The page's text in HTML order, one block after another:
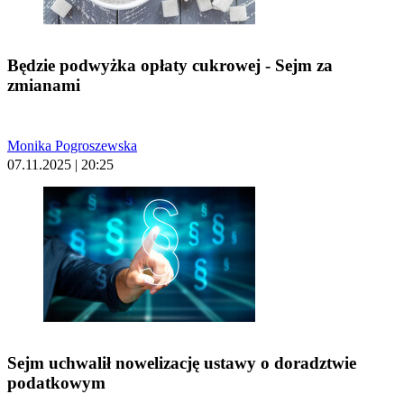
Będzie podwyżka opłaty cukrowej - Sejm za
zmianami
Monika Pogroszewska
07.11.2025 | 20:25
Sejm uchwalił nowelizację ustawy o doradztwie
podatkowym